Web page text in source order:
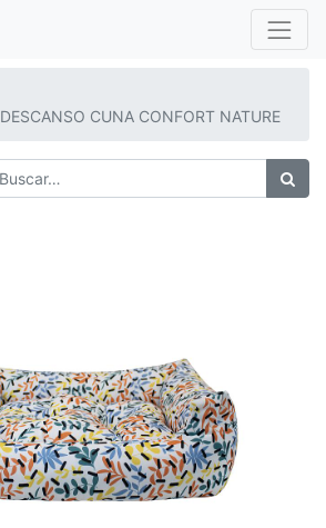
CUNA CONFORT NATURE